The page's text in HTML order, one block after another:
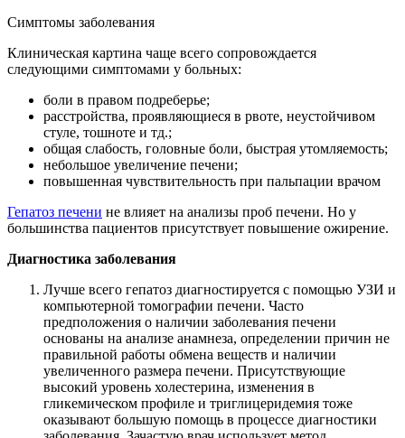
Симптомы заболевания
Клиническая картина чаще всего сопровождается
следующими симптомами у больных:
боли в правом подреберье;
расстройства, проявляющиеся в рвоте, неустойчивом
стуле, тошноте и тд.;
общая слабость, головные боли, быстрая утомляемость;
небольшое увеличение печени;
повышенная чувствительность при пальпации врачом
Гепатоз печени не влияет на анализы проб печени. Но у
большинства пациентов присутствует повышение ожирение.
Диагностика заболевания
Лучше всего гепатоз диагностируется с помощью УЗИ и
компьютерной томографии печени. Часто
предположения о наличии заболевания печени
основаны на анализе анамнеза, определении причин не
правильной работы обмена веществ и наличии
увеличенного размера печени. Присутствующие
высокий уровень холестерина, изменения в
гликемическом профиле и триглицеридемия тоже
оказывают большую помощь в процессе диагностики